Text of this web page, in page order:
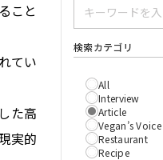
こと
てい
た高
実的
検索カテゴリ
All
Interview
Article
Vegan’s Voice
Restaurant
Recipe